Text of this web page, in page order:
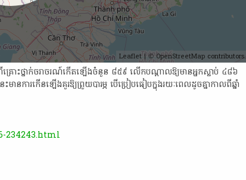
Leaflet| ©OpenStreetMapcontributors.
ថ្នាក់​ចរាចរណ៍​កើតឡើង​ចំនួន​ ៨៥៩ ​លើក​បណ្តាល​ឱ្យមាន​អ្នកស្លាប់​ ៤៨៦
ារកើនឡើង​គួរឱ្យ​ព្រួយបារម្ភ បើ​ប្រៀបធៀប​ក្នុង​រយៈពេល​ដូចគ្នា​កាលពី​ឆ្នាំ​
234243.html